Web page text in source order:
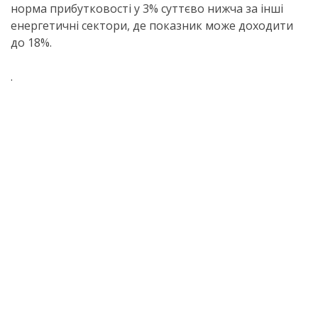
норма прибутковості у 3% суттєво нижча за інші
енергетичні сектори, де показник може доходити
до 18%.
.